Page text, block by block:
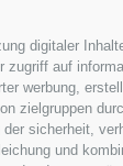
digitaler
auf
werbung,
zielgruppen
sicherheit,
und